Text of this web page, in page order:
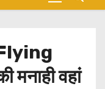
वहां